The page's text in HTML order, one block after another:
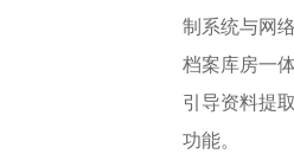
制系统与网
档案库房一
引导资料提
功能。